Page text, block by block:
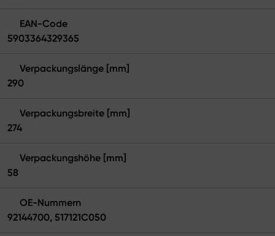
EAN-Code
5903364329365
Verpackungslänge [mm]
290
Verpackungsbreite [mm]
274
Verpackungshöhe [mm]
58
OE-Nummern
92144700, 517121C050